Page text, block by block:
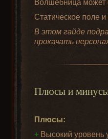
Волшебница может
Статическое поле
В этом гайде
прокачать
Плюсы и
Плюсы:
+ Высокий уровень